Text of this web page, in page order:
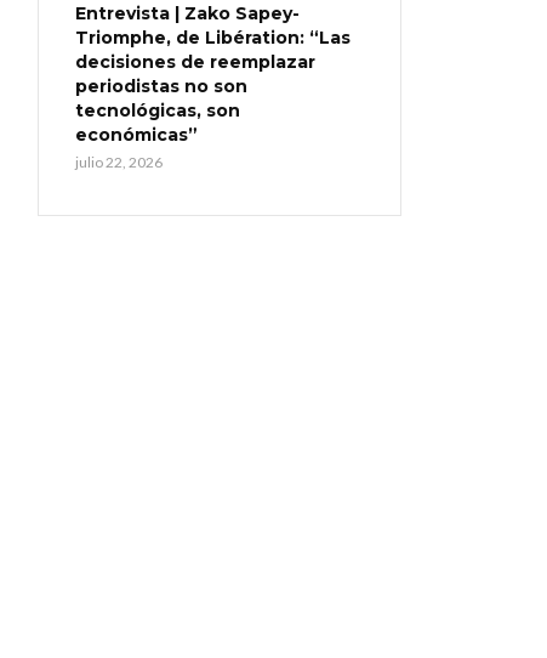
Entrevista | Zako Sapey-
Triomphe, de Libération: “Las
decisiones de reemplazar
periodistas no son
tecnológicas, son
económicas”
julio 22, 2026